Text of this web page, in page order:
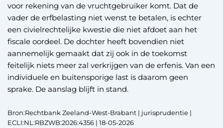
voor rekening van de vruchtgebruiker komt. Dat de
vader de erfbelasting niet wenst te betalen, is echter
een civielrechtelijke kwestie die niet afdoet aan het
fiscale oordeel. De dochter heeft bovendien niet
aannemelijk gemaakt dat zij ook in de toekomst
feitelijk niets meer zal verkrijgen van de erfenis. Van een
individuele en buitensporige last is daarom geen
sprake. De aanslag blijft in stand.
Bron:Rechtbank Zeeland-West-Brabant | jurisprudentie |
ECLI:NL:RBZWB:2026:4356 | 18-05-2026